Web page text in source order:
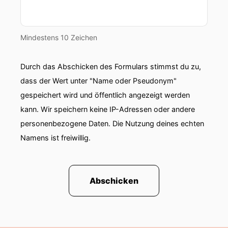
00:00:37: Kurz Kim... Sie darf sich auch nicht
00:00:43: Du musst immer testen zu klatschern
und du nicht.
00:00:47: Hundert Prozent.
00:00:48: Warte, komm mal her!
00:00:51: Ich muss das jetzt einmal noch mal
kurz einleiten, denn wir haben darüber geredet,
dass Kim die Fähigkeit hat keinen einzigen
Mindestens 10 Zeichen
Durch das Abschicken des Formulars stimmst du zu,
dass der Wert unter "Name oder Pseudonym"
gespeichert wird und öffentlich angezeigt werden
kann. Wir speichern keine IP-Adressen oder andere
personenbezogene Daten. Die Nutzung deines echten
Namens ist freiwillig.
Abschicken